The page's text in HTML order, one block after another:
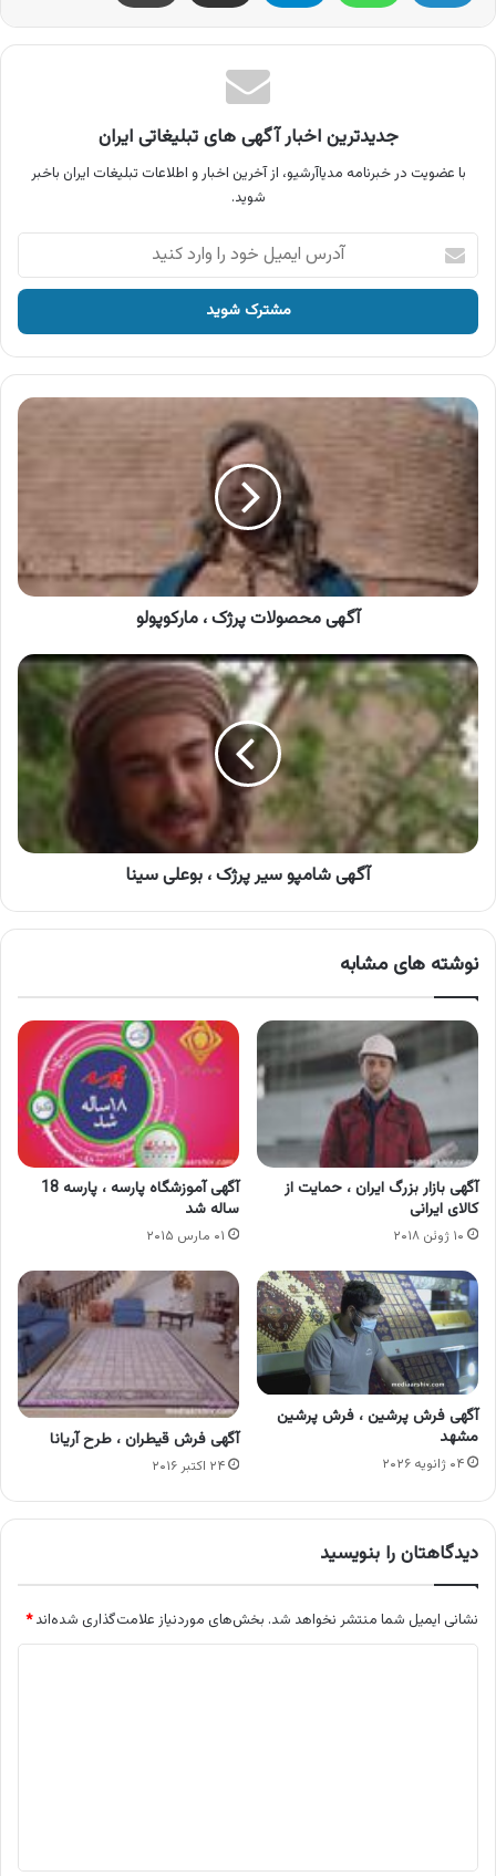
جدیدترین اخبار آگهی های تبلیغاتی ایران
با عضویت در خبرنامه مدیاآرشیو، از آخرین اخبار و اطلاعات تبلیغات ایران باخبر
شوید.
آدرس
ایمیل
خود
وارد
کنید
آگهی
محصولات
مارکوپولو
آگهی محصولات پرژک ، مارکوپولو
آگهی
شامپو
سیر
پرژک
،
بوعلی
سینا
آگهی شامپو سیر پرژک ، بوعلی سینا
نوشته های مشابه
آگهی بازار بزرگ ایران ، حمایت از
کالای ایرانی
۱۰ ژوئن ۲۰۱۸
آگهی آموزشگاه پارسه ، پارسه 18
ساله شد
۰۱ مارس ۲۰۱۵
آگهی فرش پرشین ، فرش پرشین
مشهد
۰۴ ژانویه ۲۰۲۶
آگهی فرش قیطران ، طرح‌ آریانا
۲۴ اکتبر ۲۰۱۶
دیدگاهتان را بنویسید
نشانی ایمیل شما منتشر نخواهد شد. بخش‌های موردنیاز علامت‌گذاری شده‌اند*